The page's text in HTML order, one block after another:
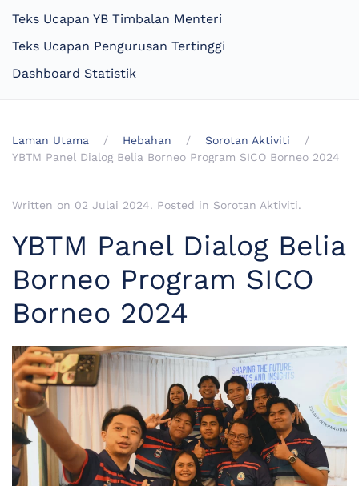
Teks Ucapan YB Timbalan Menteri
Teks Ucapan Pengurusan Tertinggi
Dashboard Statistik
Laman Utama Hebahan
Sorotan Aktiviti
YBTM Panel Dialog Belia Borneo Program SICO Borneo 2024
Written on 02 Julai 2024. Posted in Sorotan Aktiviti.
YBTM Panel Dialog Belia
Borneo Program SICO
Borneo 2024